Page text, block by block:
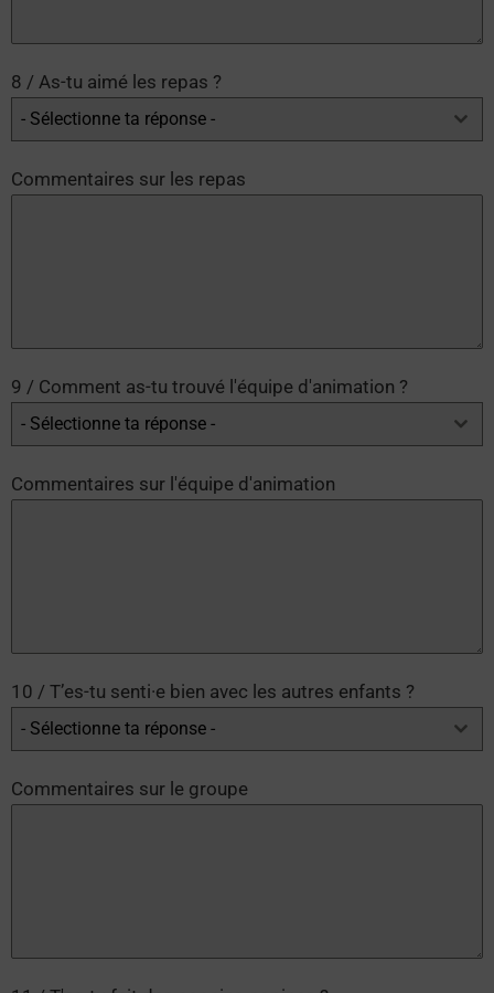
8 / As-tu aimé les repas ?
- Sélectionne ta réponse -
Commentaires sur les repas
9 / Comment as-tu trouvé l'équipe d'animation ?
- Sélectionne ta réponse -
Commentaires sur l'équipe d'animation
10 / T’es-tu senti·e bien avec les autres enfants ?
- Sélectionne ta réponse -
Commentaires sur le groupe